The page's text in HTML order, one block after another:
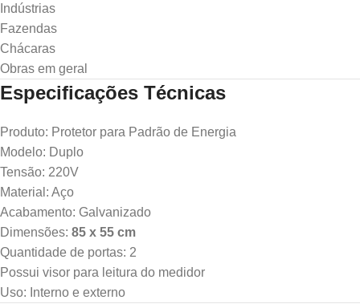
Indústrias
Fazendas
Chácaras
Obras em geral
Especificações Técnicas
Produto: Protetor para Padrão de Energia
Modelo: Duplo
Tensão: 220V
Material: Aço
Acabamento: Galvanizado
Dimensões: 85 x 55 cm
Quantidade de portas: 2
Possui visor para leitura do medidor
Uso: Interno e externo